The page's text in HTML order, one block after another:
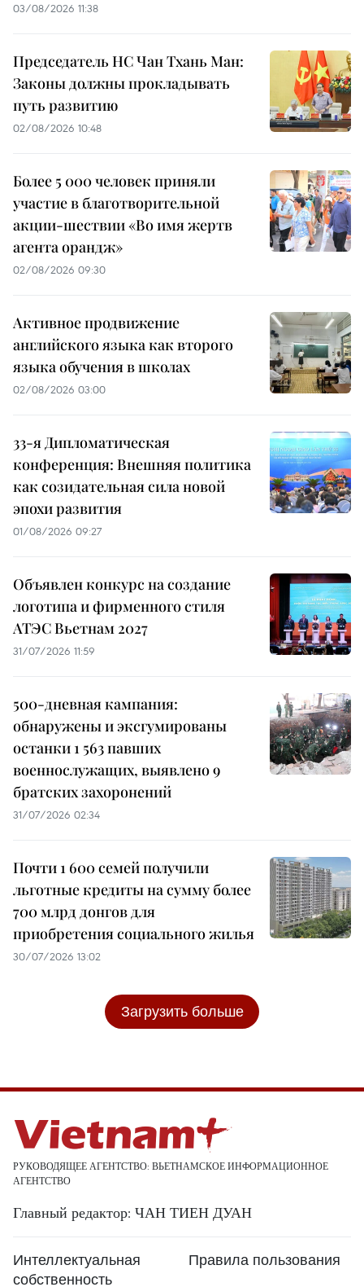
03/08/2026 11:38
Председатель НС Чан Тхань Ман:
Законы должны прокладывать
путь развитию
02/08/2026 10:48
Более 5 000 человек приняли
участие в благотворительной
акции-шествии «Во имя жертв
агента орандж»
02/08/2026 09:30
Активное продвижение
английского языка как второго
языка обучения в школах
02/08/2026 03:00
33-я Дипломатическая
конференция: Внешняя политика
как созидательная сила новой
эпохи развития
01/08/2026 09:27
Объявлен конкурс на создание
логотипа и фирменного стиля
АТЭС Вьетнам 2027
31/07/2026 11:59
500-дневная кампания:
обнаружены и эксгумированы
останки 1 563 павших
военнослужащих, выявлено 9
братских захоронений
31/07/2026 02:34
Почти 1 600 семей получили
льготные кредиты на сумму более
700 млрд донгов для
приобретения социального жилья
30/07/2026 13:02
Загрузить больше
РУКОВОДЯЩЕЕ АГЕНТСТВО: ВЬЕТНАМСКОЕ ИНФОРМАЦИОННОЕ
АГЕНТСТВО
Главный редактор: ЧАН ТИЕН ДУАН
Интеллектуальная
собственность
Правила пользования